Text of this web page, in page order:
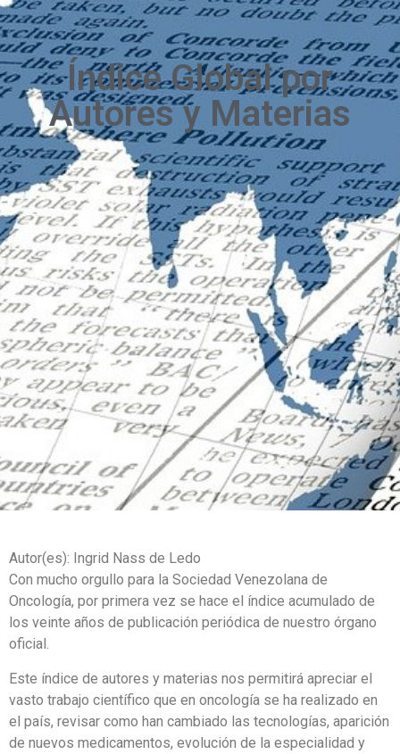
Índice Global por
Autores y Materias
Autor(es): Ingrid Nass de Ledo
Con mucho orgullo para la Sociedad Venezolana de
Oncología, por primera vez se hace el índice acumulado de
los veinte años de publicación periódica de nuestro órgano
oficial.
Este índice de autores y materias nos permitirá apreciar el
vasto trabajo científico que en oncología se ha realizado en
el país, revisar como han cambiado las tecnologías, aparición
de nuevos medicamentos, evolución de la especialidad y